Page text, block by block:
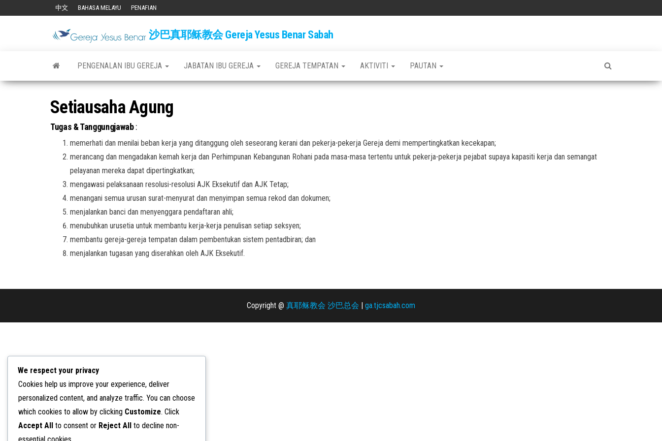
中文 BAHASA MELAYU PENAFIAN
沙巴真耶稣教会 Gereja Yesus Benar Sabah
PENGENALAN IBU GEREJA JABATAN IBU GEREJA GEREJA TEMPATAN AKTIVITI PAUTAN
Setiausaha Agung
Tugas & Tanggungjawab:
memerhati dan menilai beban kerja yang ditanggung oleh seseorang kerani dan pekerja-pekerja Gereja demi mempertingkatkan kecekapan;
merancang dan mengadakan kemah kerja dan Perhimpunan Kebangunan Rohani pada masa-masa tertentu untuk pekerja-pekerja pejabat supaya kapasiti kerja dan semangat
pelayanan mereka dapat dipertingkatkan;
mengawasi pelaksanaan resolusi-resolusi AJK Eksekutif dan AJK Tetap;
menangani semua urusan surat-menyurat dan menyimpan semua rekod dan dokumen;
menjalankan banci dan menyenggara pendaftaran ahli;
menubuhkan urusetia untuk membantu kerja-kerja penulisan setiap seksyen;
membantu gereja-gereja tempatan dalam pembentukan sistem pentadbiran; dan
menjalankan tugasan yang diserahkan oleh AJK Eksekutif.
Copyright @ 真耶稣教会 沙巴总会 | ga.tjcsabah.com
We respect your privacy
Cookies help us improve your experience, deliver
personalized content, and analyze traffic. You can choose
which cookies to allow by clicking Customize. Click
Accept All to consent or Reject All to decline non-